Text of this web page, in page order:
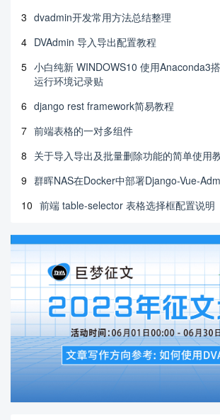
3 dvadmin开发常用方法总结整理
4 DVAdmin 导入导出配置教程
5 小白纯新 WINDOWS10 使用Anaconda3
运行环境记录贴
6 django rest framework简易教程
7 前端表格的一对多组件
8 关于导入导出及批量删除功能的简单使用
9 群晖NAS在Docker中部署Django-Vue-
10 前端 table-selector 表格选择框配置说明